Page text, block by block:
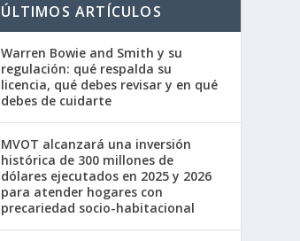
ÚLTIMOS ARTÍCULOS
Warren Bowie and Smith y su
regulación: qué respalda su
licencia, qué debes revisar y en qué
debes de cuidarte
MVOT alcanzará una inversión
histórica de 300 millones de
dólares ejecutados en 2025 y 2026
para atender hogares con
precariedad socio-habitacional